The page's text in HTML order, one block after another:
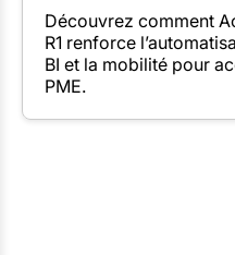
Découvrez comment
R1 renforce
BI et la mobilité pour
PME.